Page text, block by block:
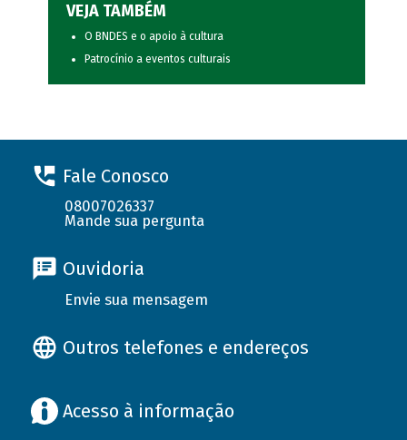
VEJA TAMBÉM
O BNDES e o apoio à cultura
Patrocínio a eventos culturais
Fale Conosco
08007026337
Mande sua pergunta
Ouvidoria
Envie sua mensagem
Outros telefones e endereços
Acesso à informação